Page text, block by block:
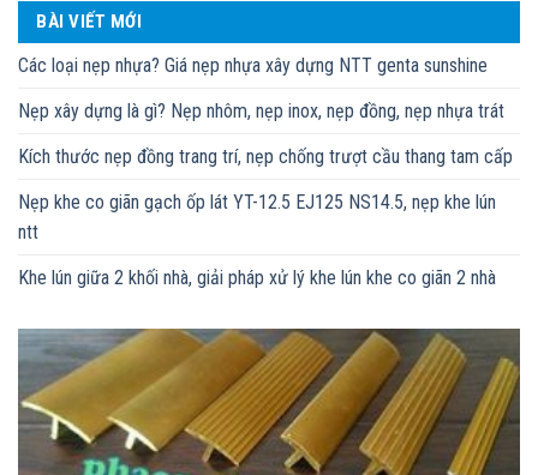
BÀI VIẾT MỚI
Các loại nẹp nhựa? Giá nẹp nhựa xây dựng NTT genta sunshine
Nẹp xây dựng là gì? Nẹp nhôm, nẹp inox, nẹp đồng, nẹp nhựa trát
Kích thước nẹp đồng trang trí, nẹp chống trượt cầu thang tam cấp
Nẹp khe co giãn gạch ốp lát YT-12.5 EJ125 NS14.5, nẹp khe lún
ntt
Khe lún giữa 2 khối nhà, giải pháp xử lý khe lún khe co giãn 2 nhà